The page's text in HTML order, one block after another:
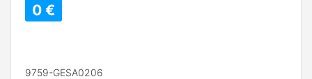
0 €
9759-GESA0206